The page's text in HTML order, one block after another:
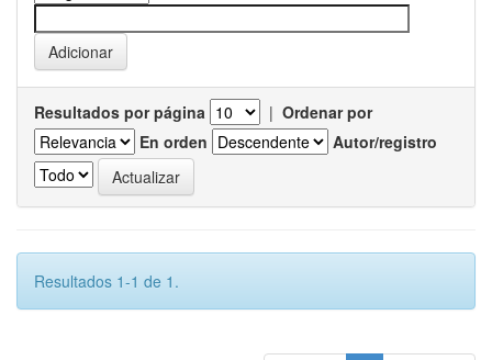
Resultados por página | Ordenar por
En orden
Autor/registro
Resultados 1-1 de 1.